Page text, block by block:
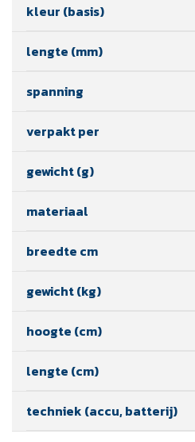
kleur (basis)
lengte (mm)
spanning
verpakt per
gewicht (g)
materiaal
breedte cm
gewicht (kg)
hoogte (cm)
lengte (cm)
techniek (accu, batterij)